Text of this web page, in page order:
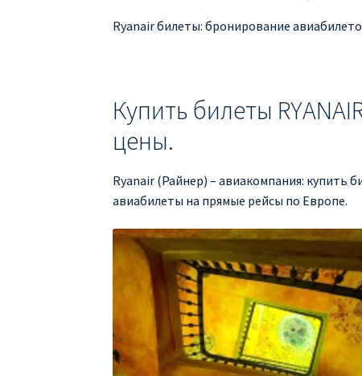
Ryanair билеты: бронирование
Купить билеты
цены.
Ryanair (Райнер) – авиакомпания: купить
авиабилеты на прямые рейсы по Европе.